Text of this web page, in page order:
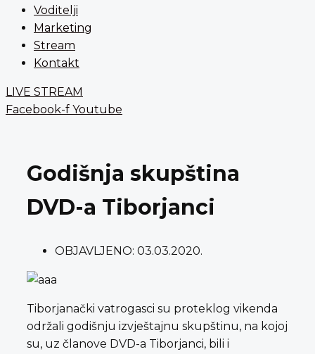
Voditelji
Marketing
Stream
Kontakt
LIVE STREAM
Facebook-f Youtube
Godišnja skupština
DVD-a Tiborjanci
OBJAVLJENO: 03.03.2020.
Tiborjanački vatrogasci su proteklog vikenda
održali godišnju izvještajnu skupštinu, na kojoj
su, uz članove DVD-a Tiborjanci, bili i